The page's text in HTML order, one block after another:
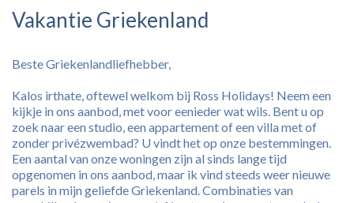
Vakantie Griekenland
Beste Griekenlandliefhebber,
Kalos irthate, oftewel welkom bij Ross Holidays! Neem een
kijkje in ons aanbod, met voor eenieder wat wils. Bent u op
zoek naar een studio, een appartement of een villa met of
zonder privézwembad? U vindt het op onze bestemmingen.
Een aantal van onze woningen zijn al sinds lange tijd
opgenomen in ons aanbod, maar ik vind steeds weer nieuwe
parels in mijn geliefde Griekenland. Combinaties van